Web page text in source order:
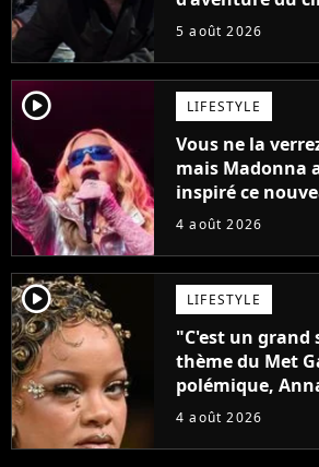
connu un
5 août 2026
player2 LIFESTYLE
Vous ne la
mais Madonna
inspiré ce
attendu
4 août 2026
player2 LIFESTYLE
"C'est un grand
thème du Met
polémique,
défend
4 août 2026